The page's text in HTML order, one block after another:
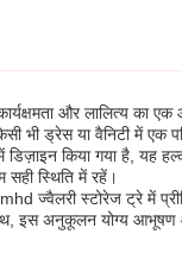
और लालित्य का
भी ड्रेस या वैनिटी में एक
में डिज़ाइन किया गया है,
स्थिति में रहें।
ज्वैलरी स्टोरेज ट्रे में
इस अनुकूलन योग्य आभूषण